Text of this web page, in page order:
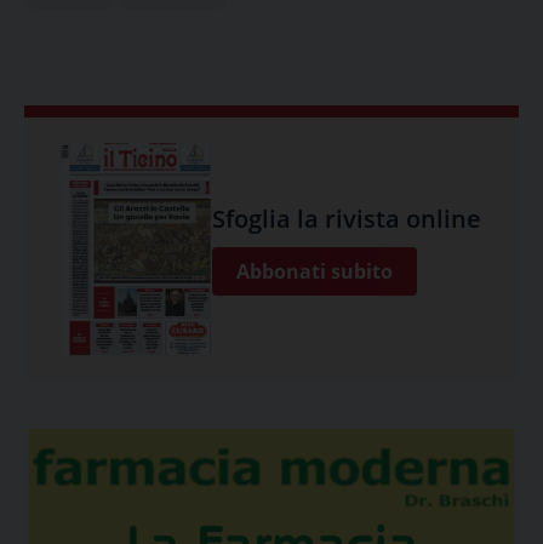
Sfoglia la rivista online
Abbonati subito